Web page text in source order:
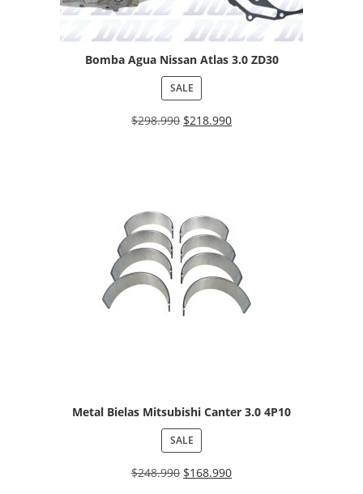
Bomba Agua Nissan Atlas 3.0 ZD30
SALE
$298.990 $218.990
Metal Bielas Mitsubishi Canter 3.0 4P10
SALE
$248.990 $168.990